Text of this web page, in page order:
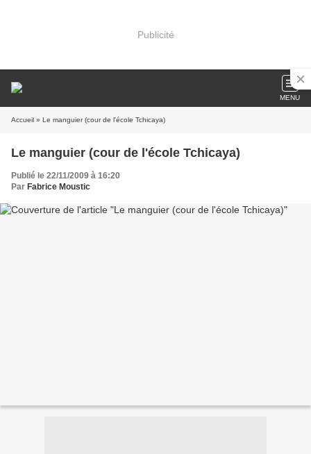
Publicité
MENU
Accueil » Le manguier (cour de l'école Tchicaya)
Le manguier (cour de l'école Tchicaya)
Publié le 22/11/2009 à 16:20
Par Fabrice Moustic